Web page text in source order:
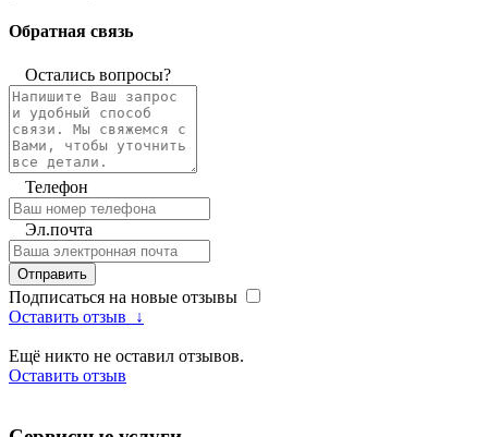
Обратная связь
Остались вопросы?
Телефон
Эл.почта
Отправить
Подписаться на новые отзывы
Оставить отзыв
↓
Ещё никто не оставил отзывов.
Оставить отзыв